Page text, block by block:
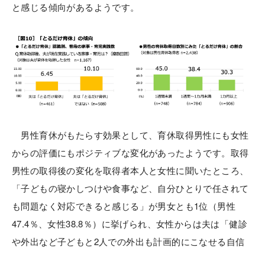
と感じる傾向があるようです。
男性育休がもたらす効果として、育休取得男性にも女性
からの評価にもポジティブな変化があったようです。取得
男性の取得後の変化を取得者本人と女性に聞いたところ、
「子どもの寝かしつけや食事など、自分ひとりで任されて
も問題なく対応できると感じる」が男女とも1位（男性
47.4％、女性38.8％）に挙げられ、女性からは夫は「健診
や外出など子どもと2人での外出も計画的にこなせる自信